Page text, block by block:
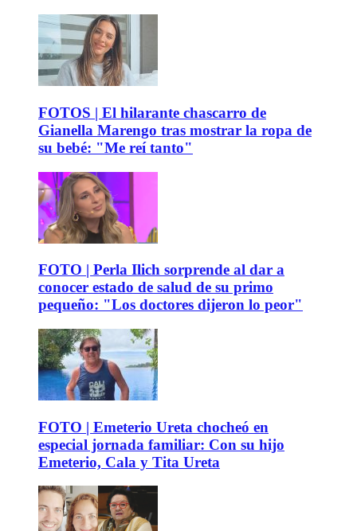
FOTOS | El hilarante chascarro de
Gianella Marengo tras mostrar la ropa de
su bebé: "Me reí tanto"
FOTO | Perla Ilich sorprende al dar a
conocer estado de salud de su primo
pequeño: "Los doctores dijeron lo peor"
FOTO | Emeterio Ureta chocheó en
especial jornada familiar: Con su hijo
Emeterio, Cala y Tita Ureta